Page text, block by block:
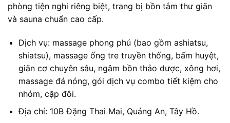
phòng tiện nghi riêng biệt, trang bị bồn tắm thư giãn
và sauna chuẩn cao cấp.
Dịch vụ: massage phong phú (bao gồm ashiatsu,
shiatsu), massage ống tre truyền thống, bấm huyệt,
giãn cơ chuyên sâu, ngâm bồn thảo dược, xông hơi,
massage đá nóng, gói dịch vụ combo tiết kiệm cho
nhóm, cặp đôi.
Địa chỉ: 10B Đặng Thai Mai, Quảng An, Tây Hồ.